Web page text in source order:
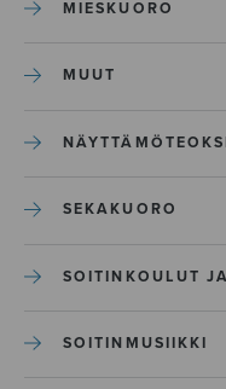
MIESKUORO
MUUT
SEKAKUORO
SOITINKOULUT
SOITINMUSIIKKI